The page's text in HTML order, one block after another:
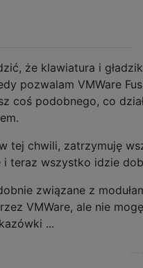
że klawiatura i gładzik
pozwalam VMWare
coś podobnego, co
tej chwili, zatrzymuję
i teraz wszystko idzie
związane z
VMWare, ale nie mogę
...